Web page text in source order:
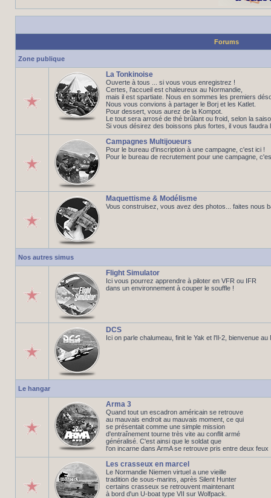
Forums
Zone publique
La Tonkinoise
Ouverte à tous ... si vous vous enregistrez !
Certes, l'accueil est chaleureux au Normandie,
mais il est spartiate. Nous en sommes les premiers
Nous vous convions à partager le Borj et les Katlet.
Pour dessert, vous aurez de la Kompot.
Le tout sera arrosé de thé brûlant ou froid, selon la
Si vous désirez des boissons plus fortes, il vous faudra
Campagnes Multijoueurs
Pour le bureau d'inscription à une campagne, c'est ici !
Pour le bureau de recrutement pour une campagne,
Maquettisme & Modélisme
Vous construisez, vous avez des photos... faites nous
Nos autres simus
Flight Simulator
Ici vous pourrez apprendre à piloter en VFR ou IFR
dans un environnement à couper le souffle !
DCS
Ici on parle chalumeau, finit le Yak et l'Il-2, bienvenue au
Le hangar
Arma 3
Quand tout un escadron américain se retrouve
au mauvais endroit au mauvais moment, ce qui
se présentait comme une simple mission
d'entraînement tourne très vite au conflit armé
généralisé. C'est ainsi que le soldat que
l'on incarne dans ArmA se retrouve pris entre deux feux
Les crasseux en marcel
Le Normandie Niemen virtuel a une vieille
tradition de sous-marins, après Silent Hunter
certains crasseux se retrouvent maintenant
à bord d'un U-boat type VII sur Wolfpack.